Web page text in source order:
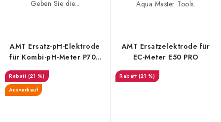
Geben Sie die...
Aqua Master Tools.
AMT Ersatz-pH-Elektrode
für Kombi-pH-Meter P700
(21 %)
Ausverkauf
AMT Ersatzelektrode für
EC-Meter E50 PRO
(21 %)